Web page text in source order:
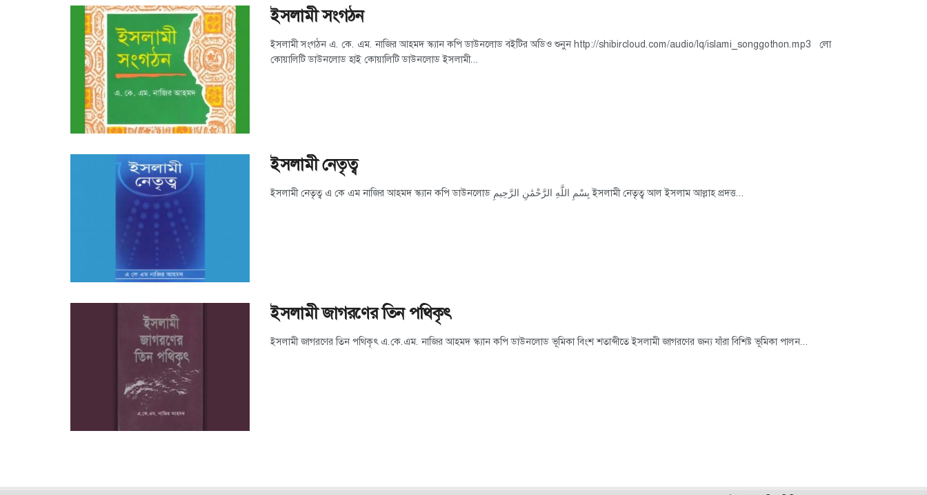
ইসলামী সংগঠন
ইসলামী সংগঠন এ. কে. এম. নাজির আহমদ স্ক্যান কপি ডাউনলোড বইটির অডিও শুনুন http://shibircloud.com/audio/lq/islami_songgothon.mp3 লো
কোয়ালিটি ডাউনলোড হাই কোয়ালিটি ডাউনলোড ইসলামী...
ইসলামী নেতৃত্ব
ইসলামী নেতৃত্ব এ কে এম নাজির আহমদ স্ক্যান কপি ডাউনলোড بِسْمِ اللَّهِ الرَّحْمَٰنِ الرَّحِيمِ ইসলামী নেতৃত্ব আল ইসলাম আল্লাহ প্রদত্ত...
ইসলামী জাগরণের তিন পথিকৃৎ
ইসলামী জাগরণের তিন পথিকৃৎ এ.কে.এম. নাজির আহমদ স্ক্যান কপি ডাউনলোড ভূমিকা বিংশ শতাব্দীতে ইসলামী জাগরণের জন্য যাঁরা বিশিষ্ট ভূমিকা পালন...